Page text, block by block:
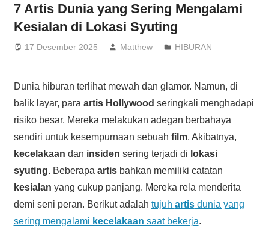
7 Artis Dunia yang Sering Mengalami
Kesialan di Lokasi Syuting
17 Desember 2025 Matthew HIBURAN
Dunia hiburan terlihat mewah dan glamor. Namun, di
balik layar, para artis Hollywood seringkali menghadapi
risiko besar. Mereka melakukan adegan berbahaya
sendiri untuk kesempurnaan sebuah film. Akibatnya,
kecelakaan dan insiden sering terjadi di lokasi
syuting. Beberapa artisbahkan memiliki catatan
kesialan yang cukup panjang. Mereka rela menderita
demi seni peran. Berikut adalah tujuh artisdunia yang
sering mengalami kecelakaan saat bekerja.